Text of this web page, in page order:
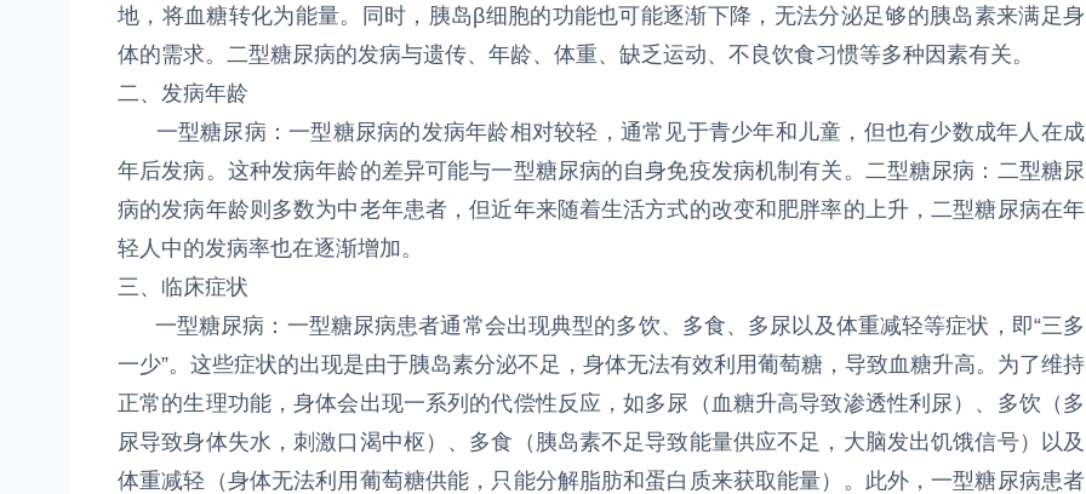
地，将血糖转化为能量。同时，胰岛β细胞的功能也可能逐渐下降，无法分泌足够的胰岛素来满足身
体的需求。二型糖尿病的发病与遗传、年龄、体重、缺乏运动、不良饮食习惯等多种因素有关。
二、发病年龄
一型糖尿病：一型糖尿病的发病年龄相对较轻，通常见于青少年和儿童，但也有少数成年人在成
年后发病。这种发病年龄的差异可能与一型糖尿病的自身免疫发病机制有关。二型糖尿病：二型糖尿
病的发病年龄则多数为中老年患者，但近年来随着生活方式的改变和肥胖率的上升，二型糖尿病在年
轻人中的发病率也在逐渐增加。
三、临床症状
一型糖尿病：一型糖尿病患者通常会出现典型的多饮、多食、多尿以及体重减轻等症状，即“三多
一少”。这些症状的出现是由于胰岛素分泌不足，身体无法有效利用葡萄糖，导致血糖升高。为了维持
正常的生理功能，身体会出现一系列的代偿性反应，如多尿（血糖升高导致渗透性利尿）、多饮（多
尿导致身体失水，刺激口渴中枢）、多食（胰岛素不足导致能量供应不足，大脑发出饥饿信号）以及
体重减轻（身体无法利用葡萄糖供能，只能分解脂肪和蛋白质来获取能量）。此外，一型糖尿病患者